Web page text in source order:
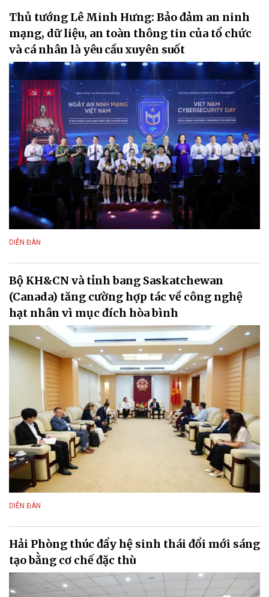
Thủ tướng Lê Minh Hưng: Bảo đảm an ninh
mạng, dữ liệu, an toàn thông tin của tổ chức
và cá nhân là yêu cầu xuyên suốt
DIỄN ĐÀN
Bộ KH&CN và tỉnh bang Saskatchewan
(Canada) tăng cường hợp tác về công nghệ
hạt nhân vì mục đích hòa bình
DIỄN ĐÀN
Hải Phòng thúc đẩy hệ sinh thái đổi mới sáng
tạo bằng cơ chế đặc thù